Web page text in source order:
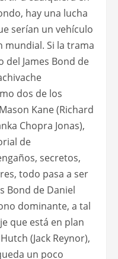
hay una lucha
serían un vehículo
mundial. Si la trama
del James Bond de
dos de los
Kane (Richard
Chopra Jonas),
de
secretos,
todo pasa a ser
Bond de Daniel
dominante, a tal
que está en plan
(Jack Reynor),
un poco